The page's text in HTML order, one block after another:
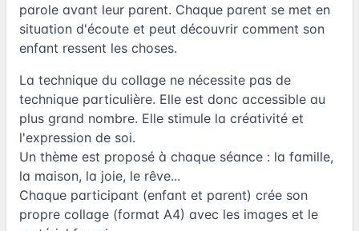
parole avant leur parent. Chaque parent se met en
situation d'écoute et peut découvrir comment son
enfant ressent les choses.
La technique du collage ne nécessite pas de
technique particulière. Elle est donc accessible au
plus grand nombre. Elle stimule la créativité et
l'expression de soi.
Un thème est proposé à chaque séance : la famille,
la maison, la joie, le rêve...
Chaque participant (enfant et parent) crée son
propre collage (format A4) avec les images et le